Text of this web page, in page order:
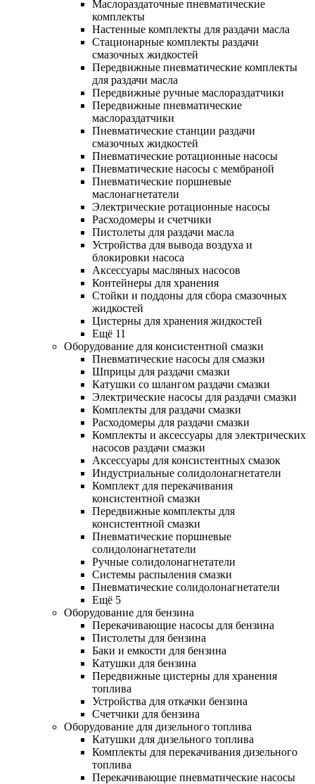
Маслораздаточные пневматические
комплекты
Настенные комплекты для раздачи масла
Стационарные комплекты раздачи
смазочных жидкостей
Передвижные пневматические комплекты
для раздачи масла
Передвижные ручные маслораздатчики
Передвижные пневматические
маслораздатчики
Пневматические станции раздачи
смазочных жидкостей
Пневматические ротационные насосы
Пневматические насосы с мембраной
Пневматические поршневые
маслонагнетатели
Электрические ротационные насосы
Расходомеры и счетчики
Пистолеты для раздачи масла
Устройства для вывода воздуха и
блокировки насоса
Аксессуары масляных насосов
Контейнеры для хранения
Стойки и поддоны для сбора смазочных
жидкостей
Цистерны для хранения жидкостей
Ещё 11
Оборудование для консистентной смазки
Пневматические насосы для смазки
Шприцы для раздачи смазки
Катушки со шлангом раздачи смазки
Электрические насосы для раздачи смазки
Комплекты для раздачи смазки
Расходомеры для раздачи смазки
Комплекты и аксессуары для электрических
насосов раздачи смазки
Аксессуары для консистентных смазок
Индустриальные солидолонагнетатели
Комплект для перекачивания
консистентной смазки
Передвижные комплекты для
консистентной смазки
Пневматические поршневые
солидолонагнетатели
Ручные солидолонагнетатели
Системы распыления смазки
Пневматические солидолонагнетатели
Ещё 5
Оборудование для бензина
Перекачивающие насосы для бензина
Пистолеты для бензина
Баки и емкости для бензина
Катушки для бензина
Передвижные цистерны для хранения
топлива
Устройства для откачки бензина
Счетчики для бензина
Оборудование для дизельного топлива
Катушки для дизельного топлива
Комплекты для перекачивания дизельного
топлива
Перекачивающие пневматические насосы